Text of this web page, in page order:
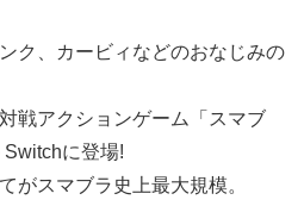
ク、カービィなどのおなじみの
戦アクションゲーム「スマブ
に登場!
がスマブラ史上最大規模。